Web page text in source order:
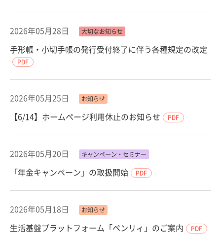
2026年05月28日 大切なお知らせ
手形帳・小切手帳の発行受付終了に伴う各種規定の改定
PDF
2026年05月25日 お知らせ
【6/14】ホームページ利用休止のお知らせ PDF
2026年05月20日 キャンペーン・セミナー
「年金キャンペーン」の取扱開始 PDF
2026年05月18日 お知らせ
生活基盤プラットフォーム「ペンリィ」のご案内 PDF